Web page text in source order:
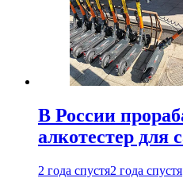
В России
алкотестер для
2 года спустя2 года спустя